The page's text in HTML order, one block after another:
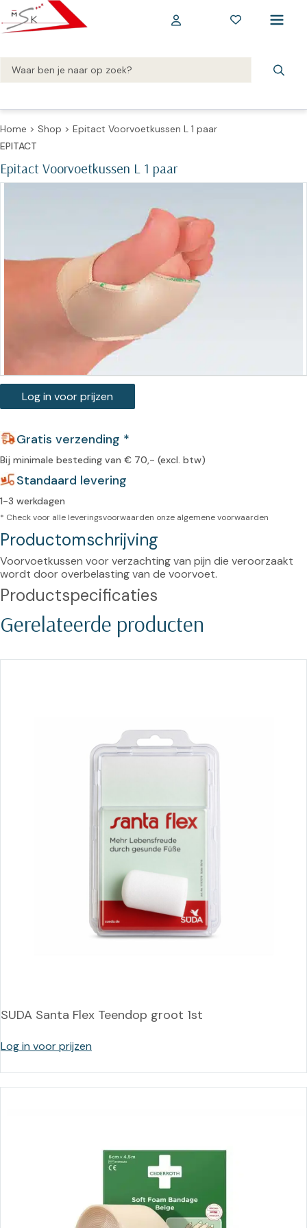
Home > Shop > Epitact Voorvoetkussen L 1 paar
Epitact Voorvoetkussen L 1 paar
EPITACT
Log in voor prijzen
Gratis verzending *
Bij minimale besteding van € 70,- (excl. btw)
Standaard levering
1-3 werkdagen
* Check voor alle leveringsvoorwaarden onze algemene voorwaarden
Productomschrijving
Voorvoetkussen voor verzachting van pijn die veroorzaakt
wordt door overbelasting van de voorvoet.
Productspecificaties
Gerelateerde producten
SUDA Santa Flex Teendop groot 1st
Log in voor prijzen